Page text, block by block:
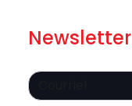
Newsletter